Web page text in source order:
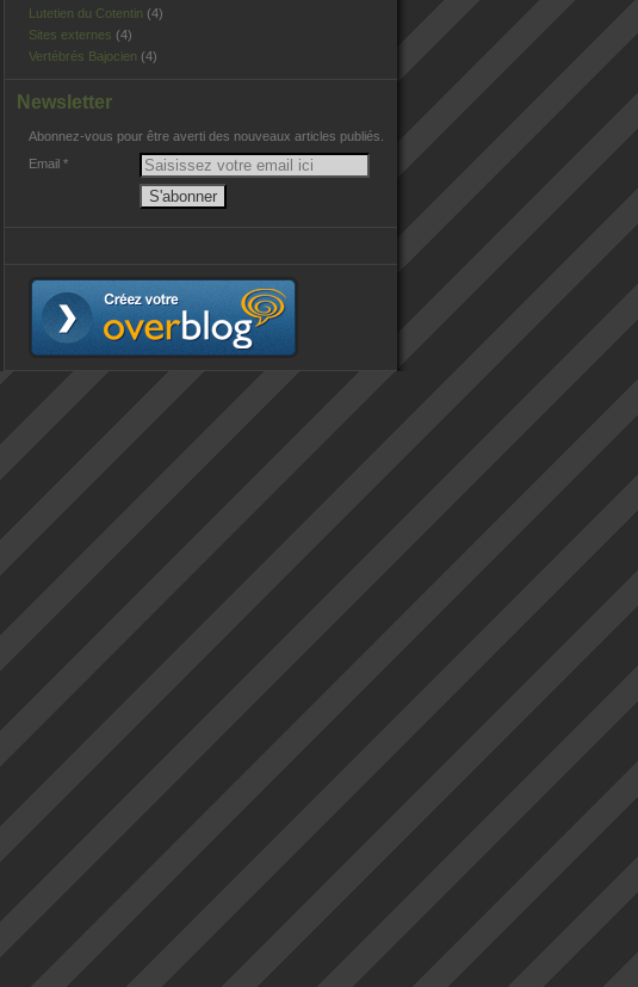
Lutetien du Cotentin (4)
Sites externes (4)
Vertébrés Bajocien (4)
Newsletter
Abonnez-vous pour être averti des nouveaux articles publiés.
Email